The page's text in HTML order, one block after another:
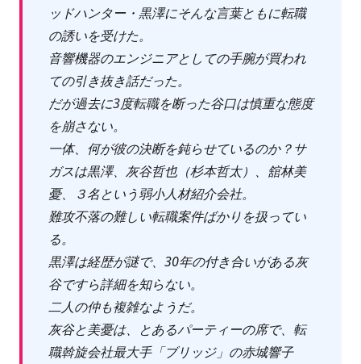
ッドハンター・黒澤にそんな言葉ともに転職
の誘いを受けた。
音響機器のエンジニアとしての手腕が買われ
ての引き抜き話だった。
だが過去に3度転職を断った谷口は慎重な態度
を崩さない。
一体、何が彼の決断を鈍らせているのか？サ
ガスは黒澤、灰谷哲也（杉本哲太）、舘林美
憂、３名という弱小人材紹介会社。
難攻不落の難しい転職案件ばかりを扱ってい
る。
黒澤は経歴が謎で、30年の付き合いがある灰
谷ですら詳細を知らない。
二人の仲も複雑なようだ。
灰谷と美憂は、とあるパーティーの席で、転
職斡旋会社最大手「ブリッジ」の赤城響子